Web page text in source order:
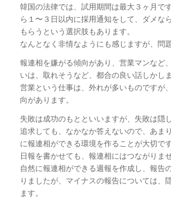
韓国の法律では、試用期間は最大３ヶ月で
ら１〜３日以内に採用通知をして、ダメな
もらうという選択肢もあります。
なんとなく非情なようにも感じますが、問
報連相を嫌がる傾向があり、営業マンなど
いは、取れそうなど、都合の良い話しかしま
営業という仕事は、外れが多いものですが
向があります。
失敗は成功のもとといいますが、失敗は隠
追求しても、なかなか答えないので、あま
に報連相ができる環境を作ることが大切です
日報を書かせても、報連相にはつながりませ
自然に報連相ができる週報を作成し、報告
りましたが、マイナスの報告については、
ます。